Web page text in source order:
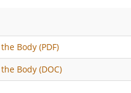
Body (PDF)
Body (DOC)